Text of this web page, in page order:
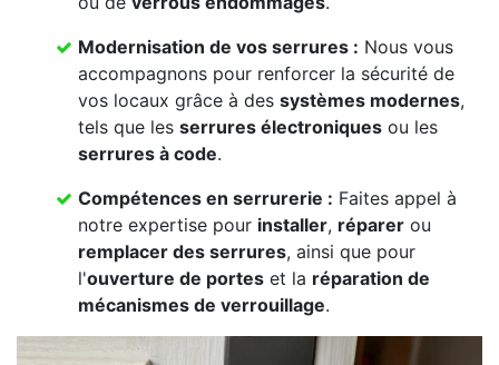
Modernisation de vos serrures : Nous vous
accompagnons pour renforcer la sécurité de
vos locaux grâce à des systèmes modernes,
tels que les serrures électroniques ou les
serrures à code.
Compétences en serrurerie : Faites appel à
notre expertise pour installer, réparer ou
remplacer des serrures, ainsi que pour
l'ouverture de portes et la réparation de
mécanismes de verrouillage.